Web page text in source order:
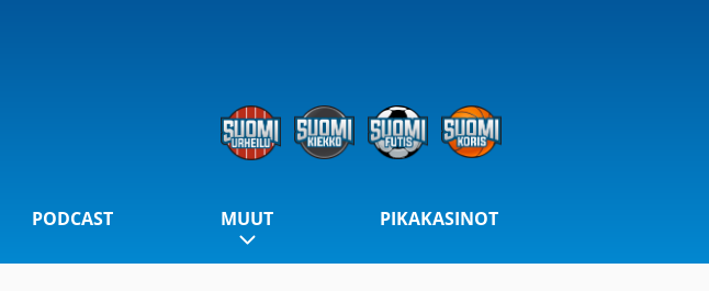
PODCAST MUUT PIKAKASINOT